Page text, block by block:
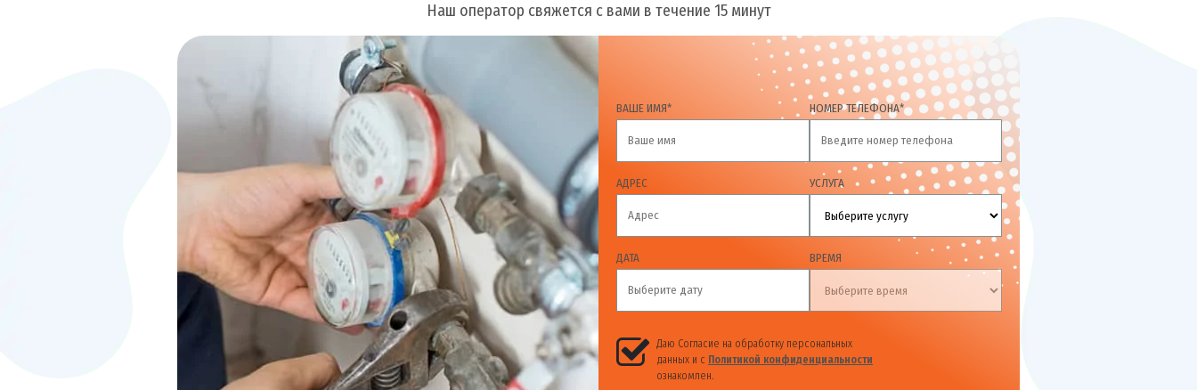
Наш оператор свяжется с вами в течение 15 минут
ВАШЕ ИМЯ* НОМЕР ТЕЛЕФОНА*
АДРЕС УСЛУГА
ДАТА ВРЕМЯ
Даю Согласие на обработку персональных
данных и с Политикой конфиденциальности
ознакомлен.